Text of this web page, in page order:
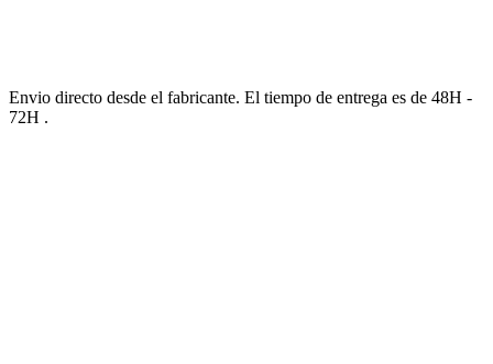
Envio directo desde el fabricante. El tiempo de entrega es de 48H -
72H .